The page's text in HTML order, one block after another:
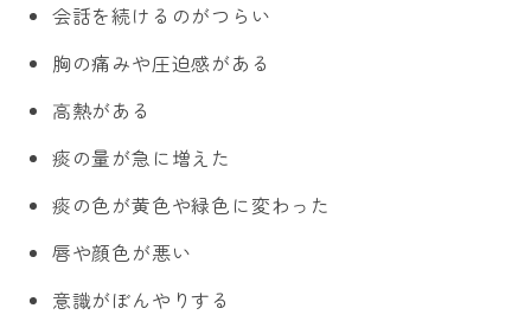
会話を続けるのがつらい
胸の痛みや圧迫感がある
高熱がある
痰の量が急に増えた
痰の色が黄色や緑色に変わった
唇や顔色が悪い
意識がぼんやりする